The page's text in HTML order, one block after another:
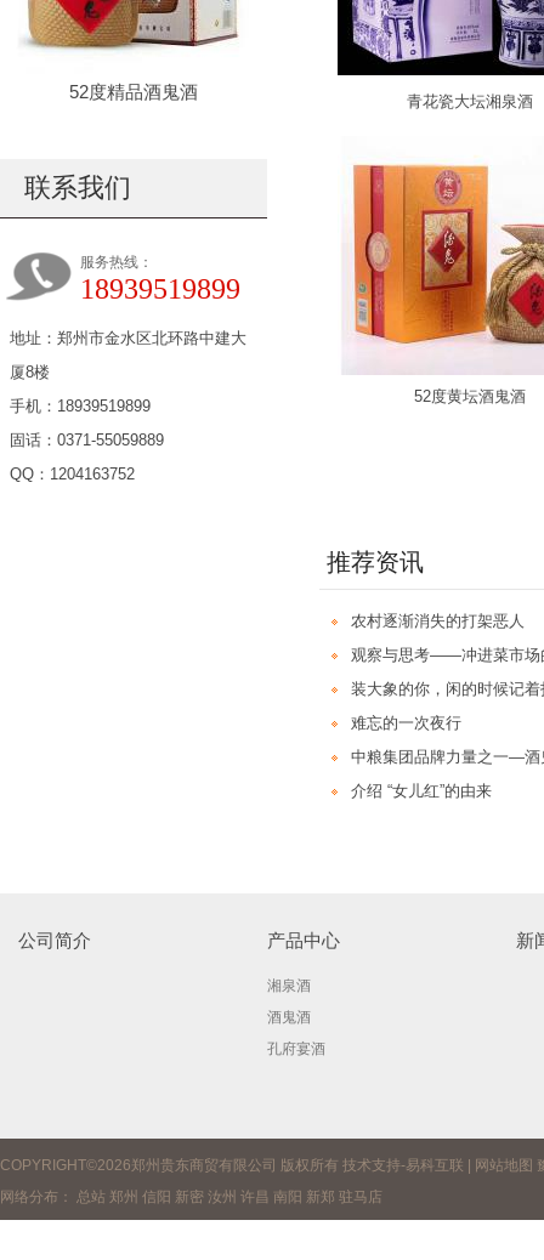
52度精品酒鬼酒
联系我们
服务热线：
18939519899
地址：郑州市金水区北环路中建大
厦8楼
手机：18939519899
固话：0371-55059889
QQ：1204163752
青花瓷大坛湘泉酒
52度黄坛酒鬼酒
推荐资讯
农村逐渐消失的打架恶人
观察与思考——冲进菜市场
装大象的你，闲的时候记
难忘的一次夜行
中粮集团品牌力量之一—酒
介绍 “女儿红”的由来
公司简介 产品中心
湘泉酒
酒鬼酒
孔府宴酒
新
COPYRIGHT©2026郑州贵东商贸有限公司 版权所有 技术支持-易科互联 网站地图
网络分布： 总站 郑州 信阳 新密 汝州 许昌 南阳 新郑 驻马店